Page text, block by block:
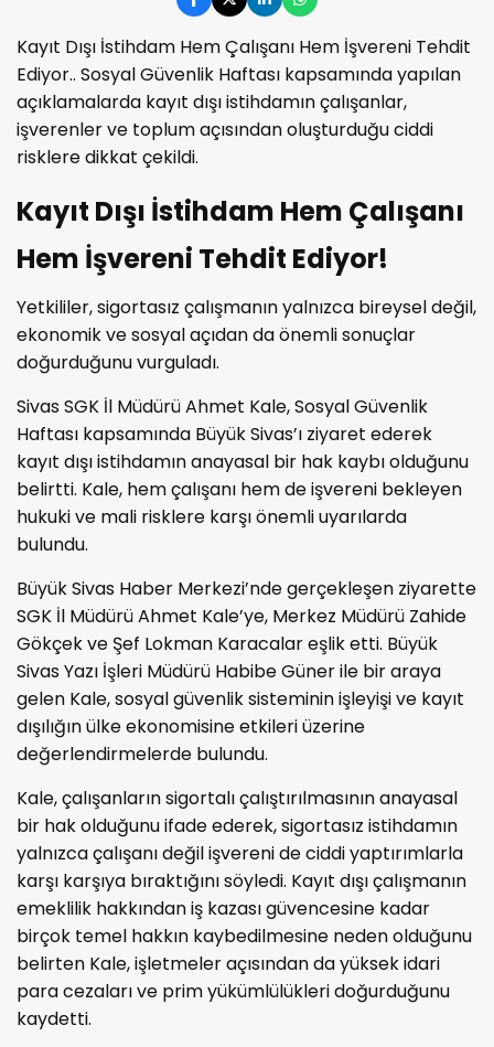
Kayıt Dışı İstihdam Hem Çalışanı Hem İşvereni Tehdit
Ediyor.. Sosyal Güvenlik Haftası kapsamında yapılan
açıklamalarda kayıt dışı istihdamın çalışanlar,
işverenler ve toplum açısından oluşturduğu ciddi
risklere dikkat çekildi.
Kayıt Dışı İstihdam Hem Çalışanı
Hem İşvereni Tehdit Ediyor!
Yetkililer, sigortasız çalışmanın yalnızca bireysel değil,
ekonomik ve sosyal açıdan da önemli sonuçlar
doğurduğunu vurguladı.
Sivas SGK İl Müdürü Ahmet Kale, Sosyal Güvenlik
Haftası kapsamında Büyük Sivas’ı ziyaret ederek
kayıt dışı istihdamın anayasal bir hak kaybı olduğunu
belirtti. Kale, hem çalışanı hem de işvereni bekleyen
hukuki ve mali risklere karşı önemli uyarılarda
bulundu.
Büyük Sivas Haber Merkezi’nde gerçekleşen ziyarette
SGK İl Müdürü Ahmet Kale’ye, Merkez Müdürü Zahide
Gökçek ve Şef Lokman Karacalar eşlik etti. Büyük
Sivas Yazı İşleri Müdürü Habibe Güner ile bir araya
gelen Kale, sosyal güvenlik sisteminin işleyişi ve kayıt
dışılığın ülke ekonomisine etkileri üzerine
değerlendirmelerde bulundu.
Kale, çalışanların sigortalı çalıştırılmasının anayasal
bir hak olduğunu ifade ederek, sigortasız istihdamın
yalnızca çalışanı değil işvereni de ciddi yaptırımlarla
karşı karşıya bıraktığını söyledi. Kayıt dışı çalışmanın
emeklilik hakkından iş kazası güvencesine kadar
birçok temel hakkın kaybedilmesine neden olduğunu
belirten Kale, işletmeler açısından da yüksek idari
para cezaları ve prim yükümlülükleri doğurduğunu
kaydetti.